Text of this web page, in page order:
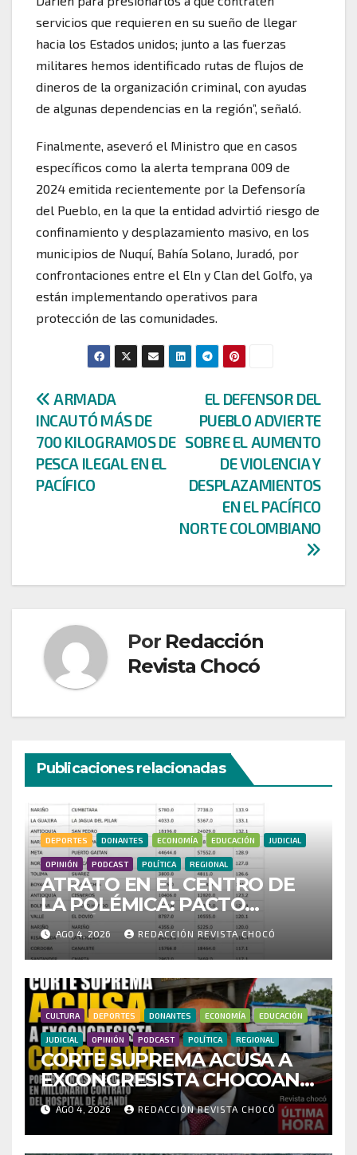
servicios que requieren en su sueño de llegar
hacia los Estados unidos; junto a las fuerzas
militares hemos identificado rutas de flujos de
dineros de la organización criminal, con ayudas
de algunas dependencias en la región”, señaló.
Finalmente, aseveró el Ministro que en casos
específicos como la alerta temprana 009 de
2024 emitida recientemente por la Defensoría
del Pueblo, en la que la entidad advirtió riesgo de
confinamiento y desplazamiento masivo, en los
municipios de Nuquí, Bahía Solano, Juradó, por
confrontaciones entre el Eln y Clan del Golfo, ya
están implementando operativos para
protección de las comunidades.
Navegación
de
entradas
EL DEFENSOR DEL
PUEBLO ADVIERTE
SOBRE EL AUMENTO
DE VIOLENCIA Y
DESPLAZAMIENTOS
EN EL PACÍFICO
NORTE COLOMBIANO
ARMADA
INCAUTÓ MÁS DE
700 KILOGRAMOS DE
PESCA ILEGAL EN EL
PACÍFICO
Por Redacción
Revista Chocó
Publicaciones relacionadas
DEPORTES DONANTES ECONOMÍA EDUCACIÓN JUDICIAL
OPINIÓN PODCAST POLÍTICA REGIONAL
ATRATO EN EL CENTRO DE
LA POLÉMICA: PACTO
HISTÓRICO CUESTIONA
CENSO ELECTORAL Y PIDE
INVESTIGAR PRESUNTO
FRAUDE
AGO 4, 2026 REDACCIÓN REVISTA CHOCÓ
CULTURA DEPORTES DONANTES ECONOMÍA EDUCACIÓN
JUDICIAL OPINIÓN PODCAST POLÍTICA REGIONAL
CORTE SUPREMA ACUSA A
EXCONGRESISTA CHOCOANO
POR PRESUNTAS
IRREGULARIDADES EN
MILLONARIO CONTRATO
AGO 4, 2026 REDACCIÓN REVISTA CHOCÓ